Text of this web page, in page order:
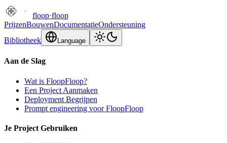
floop·floop
PrijzenBouwenDocumentatieOndersteuning
Bibliotheek
Language
Aan de Slag
Wat is FloopFloop?
Een Project Aanmaken
Deployment Begrijpen
Prompt engineering voor FloopFloop
Je Project Gebruiken